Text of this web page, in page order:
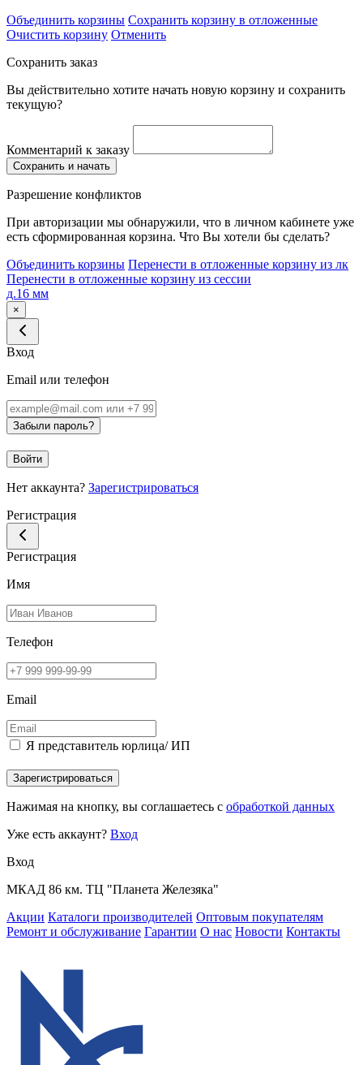
Объединить корзины Сохранить корзину в отложенные
Очистить корзину Отменить
Сохранить заказ
Вы действительно хотите начать новую корзину и сохранить
текущую?
Комментарий к заказу
Сохранить и начать
Разрешение конфликтов
При авторизации мы обнаружили, что в личном кабинете уже
есть сформированная корзина. Что Вы хотели бы сделать?
Объединить корзины Перенести в отложенные корзину из лк
Перенести в отложенные корзину из сессии
д.16 мм
×
Вход
Email или телефон
Забыли пароль?
Войти
Нет аккаунта? Зарегистрироваться
Регистрация
Регистрация
Имя
Телефон
Email
Я представитель юрлица/ ИП
Зарегистрироваться
Нажимая на кнопку, вы соглашаетесь с обработкой данных
Уже есть аккаунт? Вход
Вход
МКАД 86 км. ТЦ "Планета Железяка"
Акции Каталоги производителей Оптовым покупателям
Ремонт и обслуживание Гарантии О нас Новости Контакты